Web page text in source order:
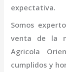
expectativa.
Somos
venta de la
Agricola
cumplidos y